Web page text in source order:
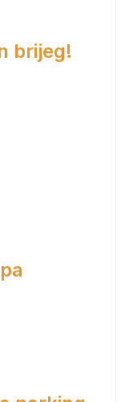
brijeg!